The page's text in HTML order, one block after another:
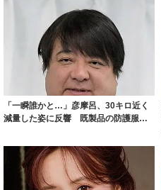
「一瞬誰かと…」彦摩呂、30キロ近く
減量した姿に反響 既製品の防護服が